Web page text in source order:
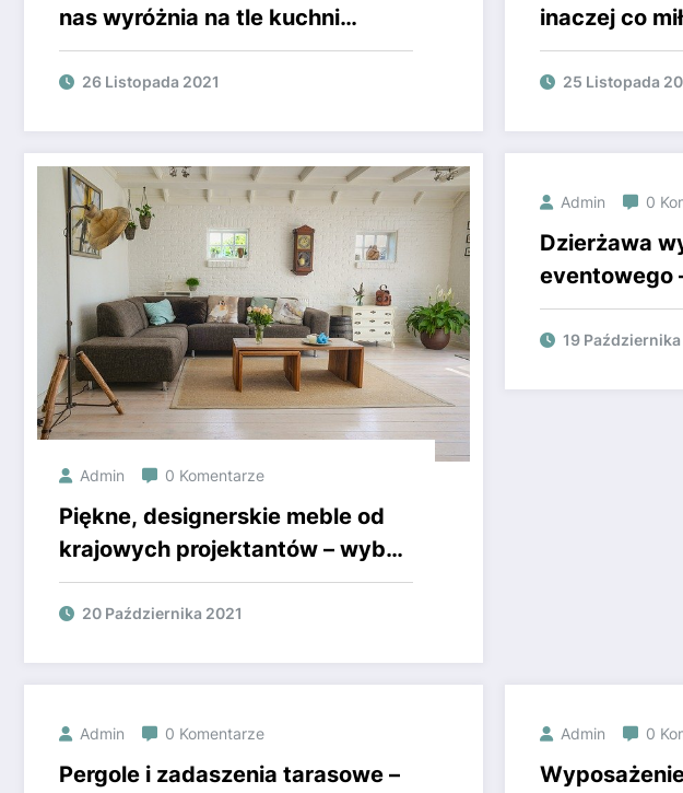
nas wyróżnia na tle kuchni
innych narodów
26 Listopada 2021
inaczej co
25 Listopada
Admin 0 Komentarze
Piękne, designerskie meble od
krajowych projektantów – wybór
dla wymagających
20 Października 2021
Admin 0
Dzierżawa
eventowego
rozwiązanie
wydarzenie
19 Października
Admin 0 Komentarze
Pergole i zadaszenia tarasowe –
Admin 0